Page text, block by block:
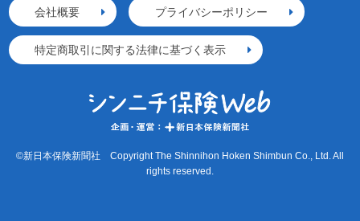
会社概要 プライバシーポリシー
特定商取引に関する法律に基づく表示
©新日本保険新聞社 Copyright The Shinnihon Hoken Shimbun Co., Ltd. All
rights reserved.